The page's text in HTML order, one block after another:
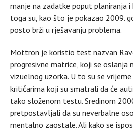
manje na zadatke poput planiranja
toga su, kao što je pokazao 2009.
posto brži u rješavanju problema.
Mottron je koristio test nazvan
progresivne matrice, koji se oslanja
vizuelnog uzorka. U to su se
kritičarima koji su smatrali da će
tako složenom testu. Sredinom
pretpostavljali da su neverbalne
mentalno zaostale. Ali kako se